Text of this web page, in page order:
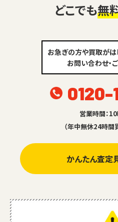
どこでも無
お急ぎの方や買取が
お問い合わせ・
0120-
営業時間：
（年中無休24時間
かんたん査定